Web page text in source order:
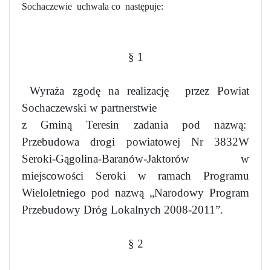
Sochaczewie uchwala co następuje:
§ 1
Wyraża zgodę na realizację
przez Powiat
Sochaczewski w partnerstwie
z Gminą Teresin zadania pod nazwą:
Przebudowa drogi powiatowej Nr 3832W
Seroki-Gągolina-Baranów-Jaktorów w
miejscowości Seroki w ramach Programu
Wieloletniego pod nazwą „Narodowy Program
Przebudowy Dróg Lokalnych 2008-2011”.
§ 2